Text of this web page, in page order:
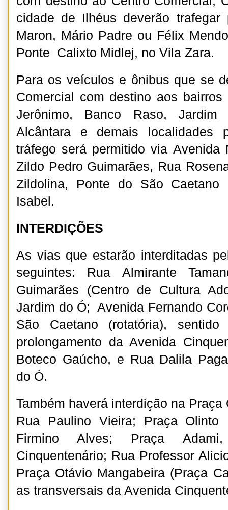
cidade de Ilhéus deverão trafegar
Maron, Mário Padre ou Félix
Ponte Calixto Midlej, no Vila Zara.
Para os veículos e ônibus que se
Comercial com destino aos
Jerônimo, Banco Raso, Jardim
Alcântara e demais localidades
tráfego será permitido via Avenida
Zildo Pedro Guimarães, Rua
Zildolina, Ponte do São Caetano
Isabel.
INTERDIÇÕES
As vias que estarão interditadas
seguintes: Rua Almirante
Guimarães (Centro de Cultura
Jardim do Ó; Avenida Fernando
São Caetano (rotatória),
prolongamento da Avenida
Boteco Gaúcho, e Rua Dalila
do Ó.
Também haverá interdição na
Rua Paulino Vieira; Praça Olinto
Firmino Alves; Praça
Cinquentenário; Rua Professor
Praça Otávio Mangabeira (Praça
as transversais da Avenida